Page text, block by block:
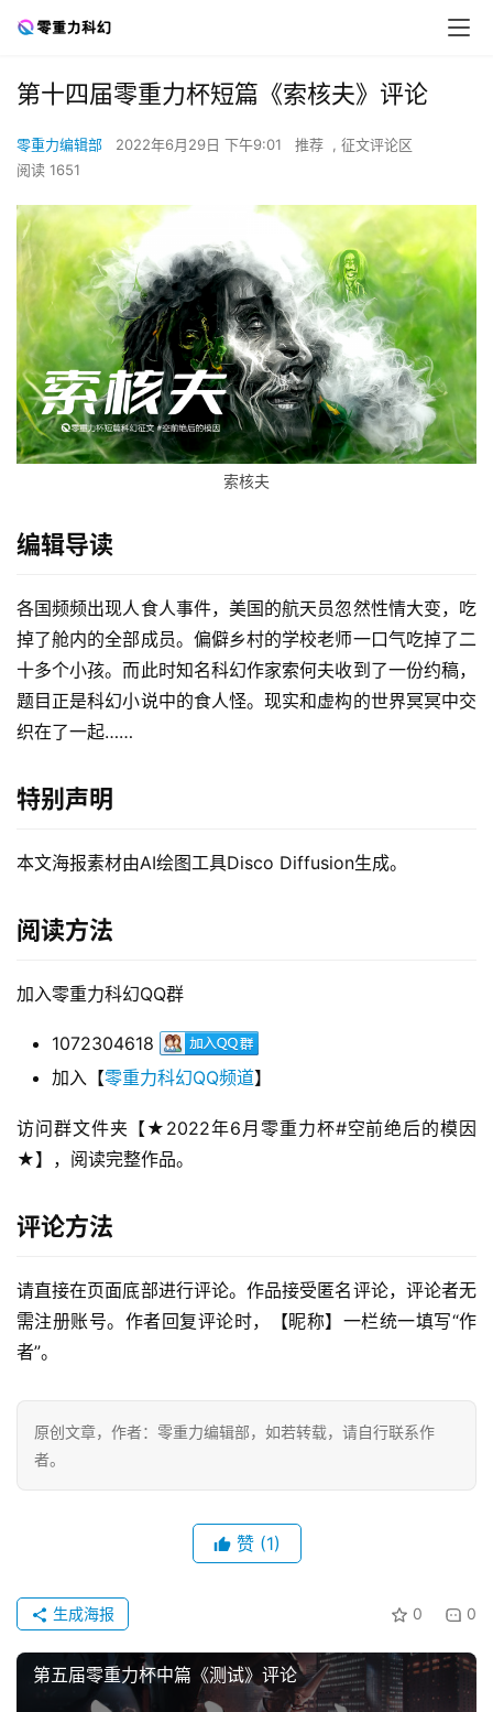
零
重
幻
征
文
文
章
第十四届零重力杯短篇《索核夫》评论
零重力编辑部 2022年6月29日 下午9:01 推荐 , 征文评论区
阅读 1651
索核夫
编辑导读
各国频频出现人食人事件，美国的航天员忽然性情大变，吃
掉了舱内的全部成员。偏僻乡村的学校老师一口气吃掉了二
十多个小孩。而此时知名科幻作家索何夫收到了一份约稿，
题目正是科幻小说中的食人怪。现实和虚构的世界冥冥中交
织在了一起……
特别声明
本文海报素材由AI绘图工具Disco Diffusion生成。
阅读方法
加入零重力科幻QQ群
1072304618
加入【零重力科幻QQ频道】
访问群文件夹【★2022年6月零重力杯#空前绝后的模因
★】，阅读完整作品。
评论方法
请直接在页面底部进行评论。作品接受匿名评论，评论者无
需注册账号。作者回复评论时，【昵称】一栏统一填写“作
者”。
原创文章，作者：零重力编辑部，如若转载，请自行联系作
者。
赞 (1)
0 0
生成海报
第五届零重力杯中篇《测试》评论